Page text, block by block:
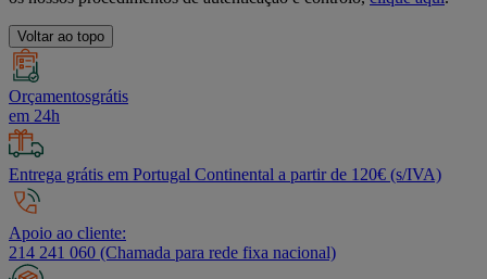
Voltar ao topo
Orçamentosgrátis
em 24h
Entrega grátis em Portugal Continental a partir de 120€ (s/IVA)
Apoio ao cliente:
214 241 060 (Chamada para rede fixa nacional)